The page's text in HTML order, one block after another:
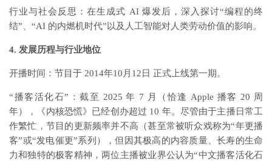
行业与社会反思：在生成式 AI 爆发后，深入探讨“编程的终
结”、“AI 的内燃机时代”以及人工智能对人类劳动价值的影响。
4. 发展历程与行业地位
开播时间：节目于 2014年10月12日 正式上线第一期。
“播客活化石”：截至 2025 年 7 月（恰逢 Apple 播客 20 周
年），《内核恐慌》已经创办超过 10 年。尽管由于主播日常工
作繁忙，节目的更新频率并不高（甚至常被听众戏称为“年更播
客”或“发电催更”系列），但因其极高的内容质量、长寿的生命
力和独特的极客精神，两位主播被业界公认为“中文播客活化石